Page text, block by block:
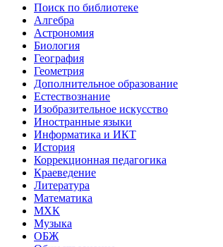
Поиск по библиотеке
Алгебра
Астрономия
Биология
География
Геометрия
Дополнительное образование
Естествознание
Изобразительное искусство
Иностранные языки
Информатика и ИКТ
История
Коррекционная педагогика
Краеведение
Литература
Математика
МХК
Музыка
ОБЖ